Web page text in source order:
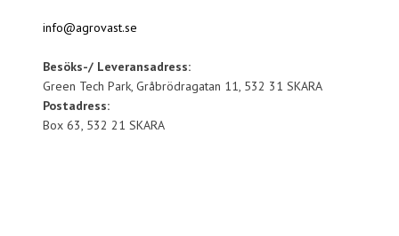
info@agrovast.se
Besöks-/ Leveransadress:
Green Tech Park, Gråbrödragatan 11, 532 31 SKARA
Postadress:
Box 63, 532 21 SKARA